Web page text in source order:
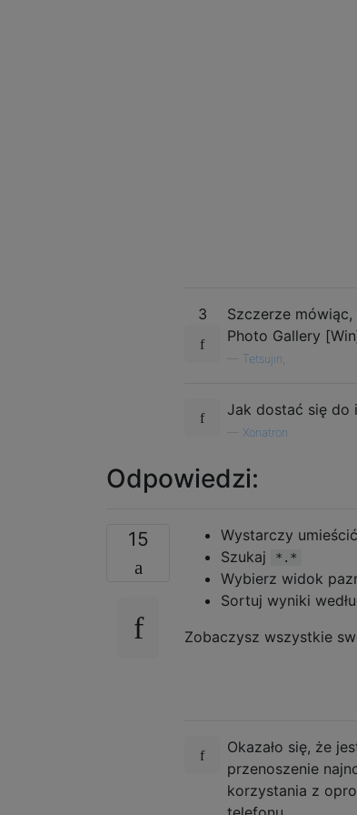
3
Szczerze
Photo Gallery
Tetsujin,
Jak dostać się do
Xonatron
Odpowiedzi:
15
Wystarczy
Szukaj
*.*
Wybierz widok
Sortuj wyniki
Zobaczysz wszystkie
Okazało się, że
przenoszenie
korzystania z